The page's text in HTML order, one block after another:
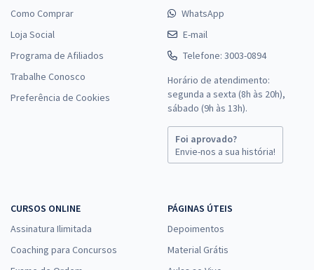
Como Comprar
Loja Social
Programa de Afiliados
Trabalhe Conosco
Preferência de Cookies
WhatsApp
E-mail
Telefone: 3003-0894
Horário de atendimento:
segunda a sexta (8h às 20h),
sábado (9h às 13h).
Foi aprovado?
Envie-nos a sua história!
CURSOS ONLINE
Assinatura Ilimitada
Coaching para Concursos
PÁGINAS ÚTEIS
Depoimentos
Material Grátis